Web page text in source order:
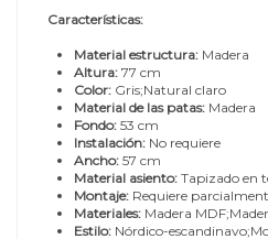
Características:
Material estructura: Madera
Altura: 77 cm
Color: Gris;Natural claro
Material de las patas: Madera
Fondo: 53 cm
Instalación: No requiere
Ancho: 57 cm
Material asiento: Tapizado en
Montaje: Requiere
Materiales: Madera
Estilo: Nórdico-